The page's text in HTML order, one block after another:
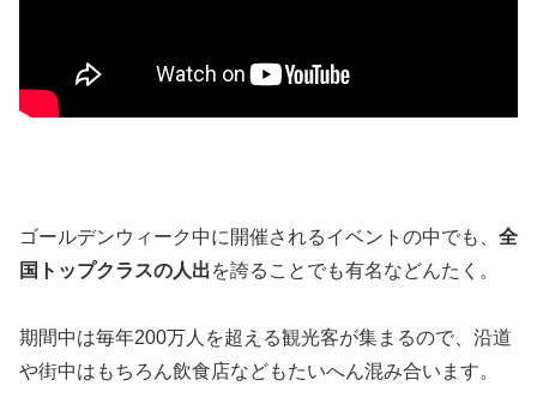
ゴールデンウィーク中に開催されるイベントの中でも、 全
国トップクラスの人出を誇ることでも有名などんたく。
期間中は毎年200万人を超える観光客が集まるので、沿道
や街中はもちろん飲食店などもたいへん混み合います。